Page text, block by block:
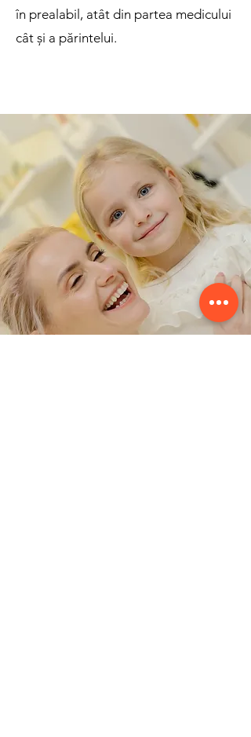
în prealabil, atât din partea medicului
cât și a părintelui.